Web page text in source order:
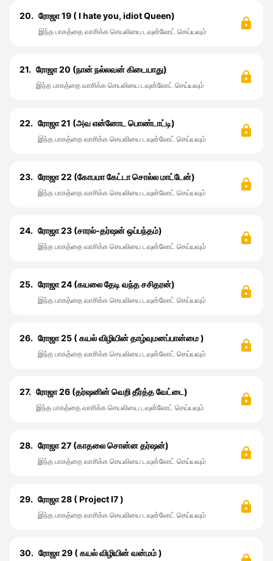
20. ரோஜா 19 ( I hate you, idiot Queen)
இந்த பாகத்தை வாசிக்க செயலியை டவுன்லோட் செய்யவும்
21. ரோஜா 20 (நான் நல்லவன் கிடையாது)
இந்த பாகத்தை வாசிக்க செயலியை டவுன்லோட் செய்யவும்
22. ரோஜா 21 (அவ என்னோட பொண்டாட்டி)
இந்த பாகத்தை வாசிக்க செயலியை டவுன்லோட் செய்யவும்
23. ரோஜா 22 (கோபமா கேட்டா சொல்ல மாட்டேன்)
இந்த பாகத்தை வாசிக்க செயலியை டவுன்லோட் செய்யவும்
24. ரோஜா 23 (சாரல்-தர்ஷன் ஒப்பந்தம்)
இந்த பாகத்தை வாசிக்க செயலியை டவுன்லோட் செய்யவும்
25. ரோஜா 24 (கயலை தேடி வந்த சசிதரன்)
இந்த பாகத்தை வாசிக்க செயலியை டவுன்லோட் செய்யவும்
26. ரோஜா 25 ( கயல் விழியின் தாழ்வுமனப்பான்மை )
இந்த பாகத்தை வாசிக்க செயலியை டவுன்லோட் செய்யவும்
27. ரோஜா 26 (தர்ஷனின் வெறி தீர்த்த வேட்டை)
இந்த பாகத்தை வாசிக்க செயலியை டவுன்லோட் செய்யவும்
28. ரோஜா 27 (காதலை சொன்ன தர்ஷன்)
இந்த பாகத்தை வாசிக்க செயலியை டவுன்லோட் செய்யவும்
29. ரோஜா 28 ( Project I7 )
இந்த பாகத்தை வாசிக்க செயலியை டவுன்லோட் செய்யவும்
30. ரோஜா 29 ( கயல் விழியின் வன்மம் )